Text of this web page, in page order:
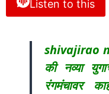
Listen to this
shivajirao
की नव्या
रंगमंचावर